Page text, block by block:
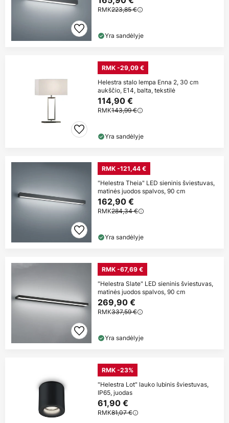
RMK223,85 €
Yra sandėlyje
RMK -29,09 €
Helestra stalo lempa Enna 2, 30 cm
aukščio, E14, balta, tekstilė
114,90 €
RMK143,99 €
Yra sandėlyje
RMK -121,44 €
"Helestra Theia" LED sieninis šviestuvas,
matinės juodos spalvos, 90 cm
162,90 €
RMK284,34 €
Yra sandėlyje
RMK -67,69 €
"Helestra Slate" LED sieninis šviestuvas,
matinės juodos spalvos, 90 cm
269,90 €
RMK337,59 €
Yra sandėlyje
RMK -23%
"Helestra Lot" lauko lubinis šviestuvas,
IP65, juodas
61,90 €
RMK81,07 €